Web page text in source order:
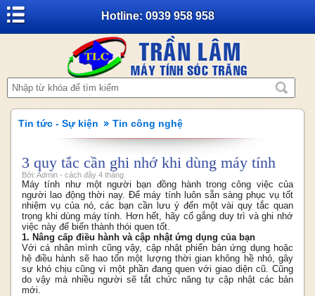
Hotline: 0939 958 958
Tin tức - Sự kiện Tin công nghệ
3 quy tắc cần ghi nhớ khi dùng máy tính
Bởi: Admin - cách đây 4 tháng
Máy tính như một người bạn đồng hành trong công việc của
người lao động thời nay. Để máy tính luôn sẵn sàng phục vụ tốt
nhiệm vụ của nó, các bạn cần lưu ý đến một vài quy tắc quan
trọng khi dùng máy tính. Hơn hết, hãy cố gắng duy trì và ghi nhớ
việc này để biến thành thói quen tốt.
1. Nâng cấp điều hành và cập nhật ứng dụng của bạn
Với cá nhân mình cũng vậy, cập nhật phiển bản ứng dụng hoặc
hệ điều hành sẽ hao tốn một lượng thời gian không hề nhỏ, gây
sự khó chịu cũng vì một phần đang quen với giao diện cũ. Cũng
do vậy mà nhiều người sẽ tắt chức năng tự cập nhật các bản
mới.